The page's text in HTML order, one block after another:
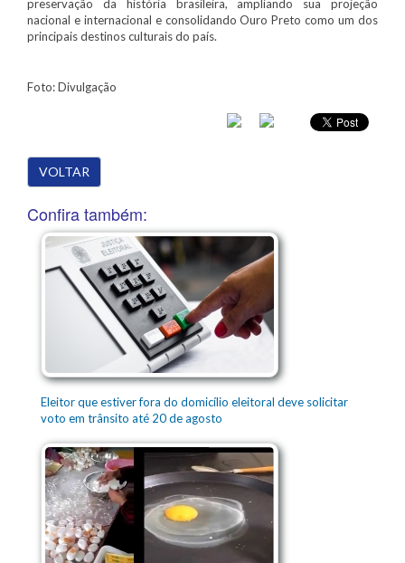
preservação da história brasileira, ampliando sua projeção
nacional e internacional e consolidando Ouro Preto como um dos
principais destinos culturais do país.
Foto: Divulgação
VOLTAR
Confira também:
Eleitor que estiver fora do domicílio eleitoral deve solicitar
voto em trânsito até 20 de agosto